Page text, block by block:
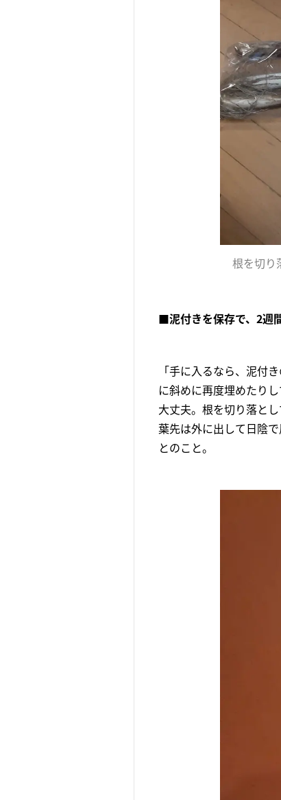
根を切り
■泥付きを保存で、2週
「手に入るなら、泥付
に斜めに再度埋めたり
大丈夫。根を切り落と
葉先は外に出して日陰
とのこと。